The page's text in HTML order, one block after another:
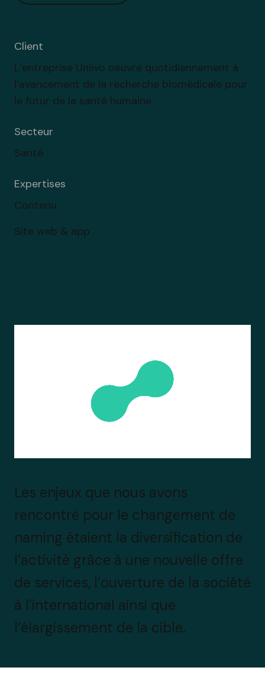
Client
L’entreprise Uniivo oeuvre quotidiennement à
l’avancement de la recherche biomédicale pour
le futur de la santé humaine.
Secteur
Santé
Expertises
Contenu
Site web & app
Les enjeux que nous avons
rencontré pour le changement de
naming étaient la diversification de
l’activité grâce à une nouvelle offre
de services, l’ouverture de la société
à l’international ainsi que
l’élargissement de la cible.